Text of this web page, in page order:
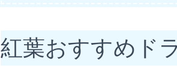
紅葉おすすめド